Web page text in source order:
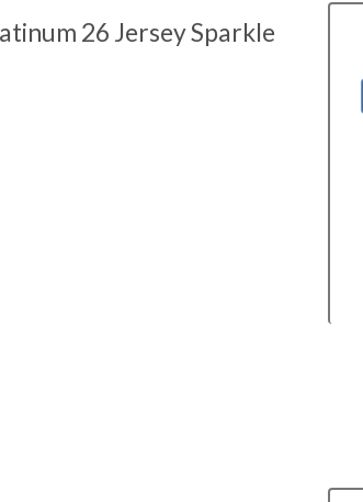
26 Jersey Sparkle